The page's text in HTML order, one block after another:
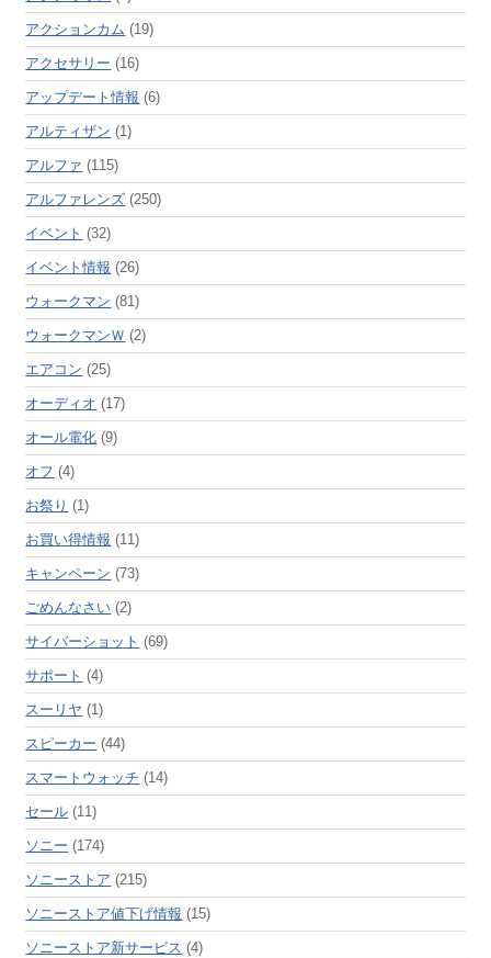
アクションカム (19)
アクセサリー (16)
アップデート情報 (6)
アルティザン (1)
アルファ (115)
アルファレンズ (250)
イベント (32)
イベント情報 (26)
ウォークマン (81)
ウォークマンＷ (2)
エアコン (25)
オーディオ (17)
オール電化 (9)
オフ (4)
お祭り (1)
お買い得情報 (11)
キャンペーン (73)
ごめんなさい (2)
サイバーショット (69)
サポート (4)
スーリヤ (1)
スピーカー (44)
スマートウォッチ (14)
セール (11)
ソニー (174)
ソニーストア (215)
ソニーストア値下げ情報 (15)
ソニーストア新サービス (4)